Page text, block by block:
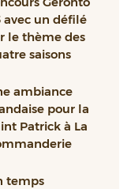
avec un défilé
le thème des
saisons
ambiance
pour la
Patrick à La
temps